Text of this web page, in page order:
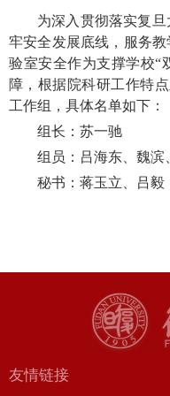
为深入贯彻落实复
牢安全发展底线，服务
验室安全作为支撑学校“
障，根据院科研工作特
工作组，具体名单如下：
组长：苏一驰
组员：吕海东、魏滨
秘书：蒋玉立、吕毅
友情链接